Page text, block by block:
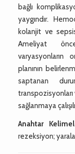
bağlı
yaygındır.
kolanjit ve
Ameliyat
varyasyonların
planının
saptanan
transpozisyonları
sağlanmaya
Anahtar
rezeksiyon;